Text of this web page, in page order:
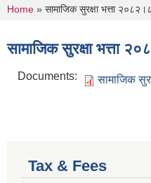
You are here
Home » सामाजिक सुरक्षा भत्ता
सामाजिक सुरक्षा भत्ता
Documents: सामाजिक
Tax & Fees